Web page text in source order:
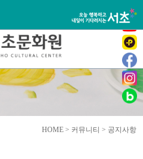
HOME > 커뮤니티 > 공지사항